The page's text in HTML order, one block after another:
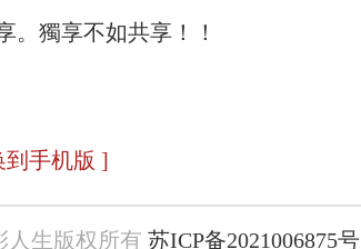
獨享不如共享！！
到手机版 ]
人生版权所有 苏ICP备2021006875号